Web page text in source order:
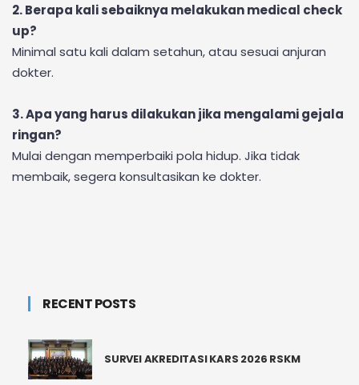
2. Berapa kali sebaiknya melakukan medical check
up?
Minimal satu kali dalam setahun, atau sesuai anjuran
dokter.
3. Apa yang harus dilakukan jika mengalami gejala
ringan?
Mulai dengan memperbaiki pola hidup. Jika tidak
membaik, segera konsultasikan ke dokter.
RECENT POSTS
SURVEI AKREDITASI KARS 2026 RSKM